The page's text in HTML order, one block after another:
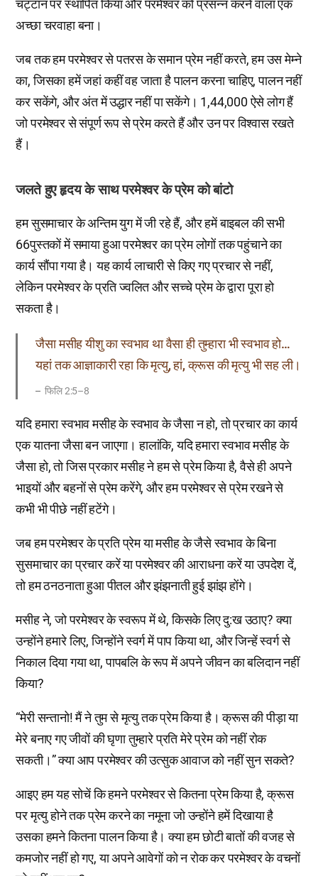
चट्टान पर स्थापित किया और परमेश्वर को प्रसन्न करने वाला एक
अच्छा चरवाहा बना।
जब तक हम परमेश्वर से पतरस के समान प्रेम नहीं करते, हम उस मेम्ने
का, जिसका हमें जहां कहीं वह जाता है पालन करना चाहिए, पालन नहीं
कर सकेंगे, और अंत में उद्धार नहीं पा सकेंगे। 1,44,000 ऐसे लोग हैं
जो परमेश्वर से संपूर्ण रूप से प्रेम करते हैं और उन पर विश्वास रखते
हैं।
जलते हुए हृदय के साथ परमेश्वर के प्रेम को बांटो
हम सुसमाचार के अन्तिम युग में जी रहे हैं, और हमें बाइबल की सभी
66पुस्तकों में समाया हुआ परमेश्वर का प्रेम लोगों तक पहुंचाने का
कार्य सौंपा गया है। यह कार्य लाचारी से किए गए प्रचार से नहीं,
लेकिन परमेश्वर के प्रति ज्वलित और सच्चे प्रेम के द्वारा पूरा हो
सकता है।
जैसा मसीह यीशु का स्वभाव था वैसा ही तुम्हारा भी स्वभाव हो…
यहां तक आज्ञाकारी रहा कि मृत्यु, हां, क्रूस की मृत्यु भी सह ली।
फिलि 2:5–8
यदि हमारा स्वभाव मसीह के स्वभाव के जैसा न हो, तो प्रचार का कार्य
एक यातना जैसा बन जाएगा। हालांकि, यदि हमारा स्वभाव मसीह के
जैसा हो, तो जिस प्रकार मसीह ने हम से प्रेम किया है, वैसे ही अपने
भाइयों और बहनों से प्रेम करेंगे, और हम परमेश्वर से प्रेम रखने से
कभी भी पीछे नहीं हटेंगे।
जब हम परमेश्वर के प्रति प्रेम या मसीह के जैसे स्वभाव के बिना
सुसमाचार का प्रचार करें या परमेश्वर की आराधना करें या उपदेश दें,
तो हम ठनठनाता हुआ पीतल और झंझनाती हुई झांझ होंगे।
मसीह ने, जो परमेश्वर के स्वरूप में थे, किसके लिए दु:ख उठाए? क्या
उन्होंने हमारे लिए, जिन्होंने स्वर्ग में पाप किया था, और जिन्हें स्वर्ग से
निकाल दिया गया था, पापबलि के रूप में अपने जीवन का बलिदान नहीं
किया?
“मेरी सन्तानो! मैं ने तुम से मृत्यु तक प्रेम किया है। क्रूस की पीड़ा या
मेरे बनाए गए जीवों की घृणा तुम्हारे प्रति मेरे प्रेम को नहीं रोक
सकती।” क्या आप परमेश्वर की उत्सुक आवाज को नहीं सुन सकते?
आइए हम यह सोचें कि हमने परमेश्वर से कितना प्रेम किया है, क्रूस
पर मृत्यु होने तक प्रेम करने का नमूना जो उन्होंने हमें दिखाया है
उसका हमने कितना पालन किया है। क्या हम छोटी बातों की वजह से
कमजोर नहीं हो गए, या अपने आवेगों को न रोक कर परमेश्वर के वचनों